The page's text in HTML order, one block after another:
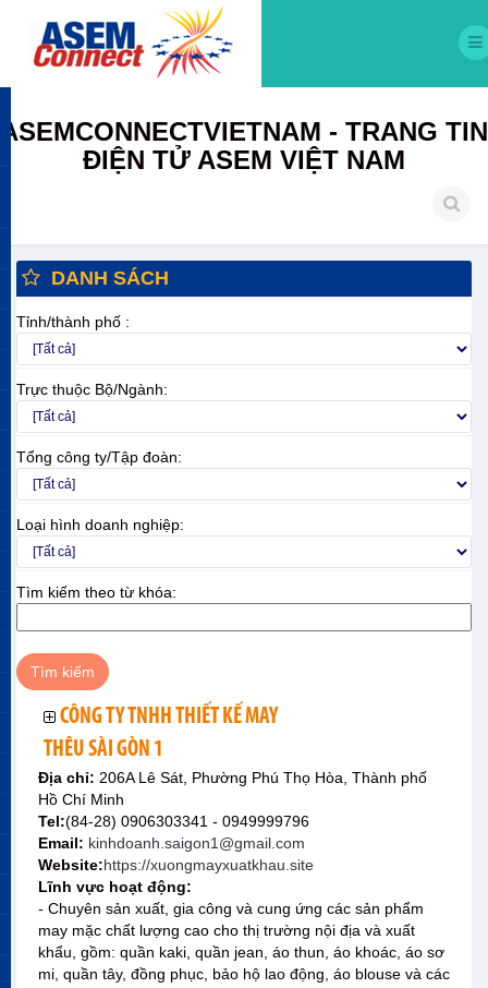
ASEMCONNECTVIETNAM - TRANG TIN
ĐIỆN TỬ ASEM VIỆT NAM
DANH SÁCH
Tỉnh/thành phố :
Trực thuộc Bộ/Ngành:
Tổng công ty/Tập đoàn:
Loại hình doanh nghiệp:
Tìm kiếm theo từ khóa:
CÔNG TY TNHH THIẾT KẾ MAY
THÊU SÀI GÒN 1
Địa chỉ: 206A Lê Sát, Phường Phú Thọ Hòa, Thành phố
Hồ Chí Minh
Tel:(84-28) 0906303341 - 0949999796
Email: kinhdoanh.saigon1@gmail.com
Website:https://xuongmayxuatkhau.site
Lĩnh vực hoạt động:
- Chuyên sản xuất, gia công và cung ứng các sản phẩm
may mặc chất lượng cao cho thị trường nội địa và xuất
khẩu, gồm: quần kaki, quần jean, áo thun, áo khoác, áo sơ
mi, quần tây, đồng phục, bảo hộ lao động, áo blouse và các